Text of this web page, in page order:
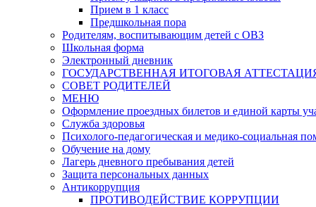
Прием в 1 класс
Предшкольная пора
Родителям, воспитывающим детей с ОВЗ
Школьная форма
Электронный дневник
ГОСУДАРСТВЕННАЯ ИТОГОВАЯ
СОВЕТ РОДИТЕЛЕЙ
МЕНЮ
Оформление проездных билетов и единой карты
Служба здоровья
Психолого-педагогическая и медико-социальная
Обучение на дому
Лагерь дневного пребывания детей
Защита персональных данных
Антикоррупция
ПРОТИВОДЕЙСТВИЕ КОРРУПЦИИ